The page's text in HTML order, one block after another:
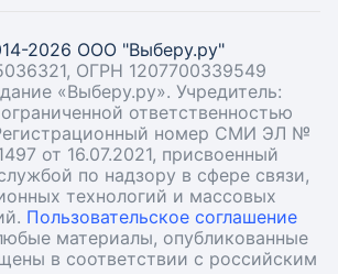
2026 ООО "Выберу.ру"
ОГРН 1207700339549
«Выберу.ру». Учредитель:
ответственностью
номер СМИ ЭЛ №
от 16.07.2021, присвоенный
по надзору в сфере связи,
технологий и массовых
Пользовательское соглашение
материалы, опубликованные
в соответствии с российским